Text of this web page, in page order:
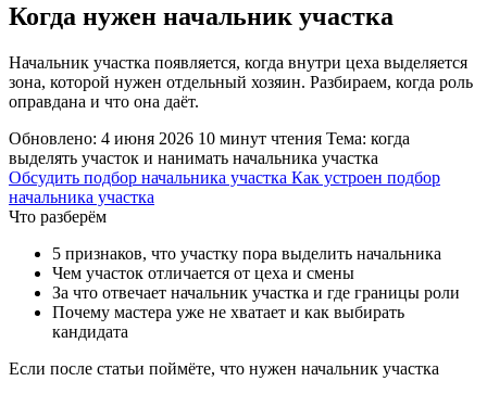
Когда нужен начальник участка
Начальник участка появляется, когда внутри цеха выделяется
зона, которой нужен отдельный хозяин. Разбираем, когда роль
оправдана и что она даёт.
Обновлено: 4 июня 2026 10 минут чтения Тема: когда
выделять участок и нанимать начальника участка
Обсудить подбор начальника участка Как устроен подбор
начальника участка
Что разберём
5 признаков, что участку пора выделить начальника
Чем участок отличается от цеха и смены
За что отвечает начальник участка и где границы роли
Почему мастера уже не хватает и как выбирать
кандидата
Если после статьи поймёте, что нужен начальник участка